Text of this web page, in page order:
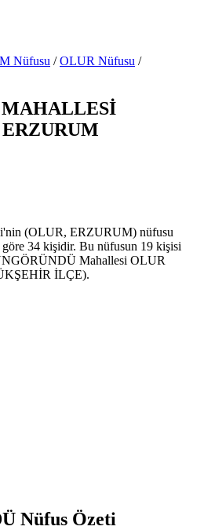
Nüfusu / OLUR Nüfusu /
MAHALLESİ
ERZURUM
(OLUR, ERZURUM) nüfusu
34 kişidir. Bu nüfusun 19 kişisi
Mahallesi OLUR
İLÇE).
Nüfus Özeti